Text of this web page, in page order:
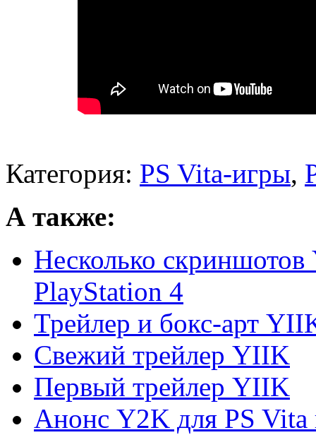
Категория: PS Vita-игры,
А также:
Несколько
PlayStation 4
Трейлер и бокс-арт
Свежий трейлер YIIK
Первый трейлер YIIK
Анонс Y2K для PS Vita